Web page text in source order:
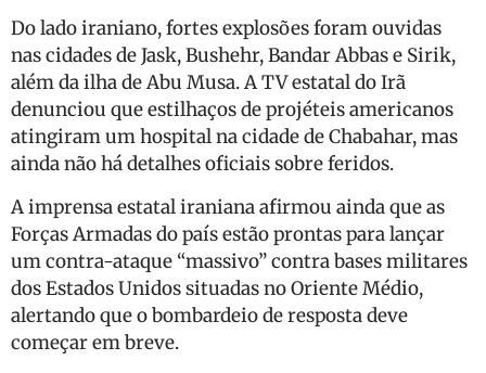
Do lado iraniano, fortes explosões foram ouvidas
nas cidades de Jask, Bushehr, Bandar Abbas e Sirik,
além da ilha de Abu Musa. A TV estatal do Irã
denunciou que estilhaços de projéteis americanos
atingiram um hospital na cidade de Chabahar, mas
ainda não há detalhes oficiais sobre feridos.
A imprensa estatal iraniana afirmou ainda que as
Forças Armadas do país estão prontas para lançar
um contra-ataque “massivo” contra bases militares
dos Estados Unidos situadas no Oriente Médio,
alertando que o bombardeio de resposta deve
começar em breve.